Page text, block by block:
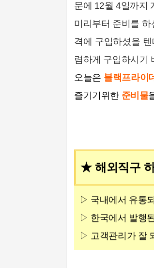
문에 12월 4일까지
미리부터 준비를
격에 구입하셨을
렴하게 구입하시기
오늘은 블랙프라이
즐기기위한 준비물
★ 해외직구
▷ 국내에서 유통
▷ 한국에서 발행
▷ 고객관리가 잘